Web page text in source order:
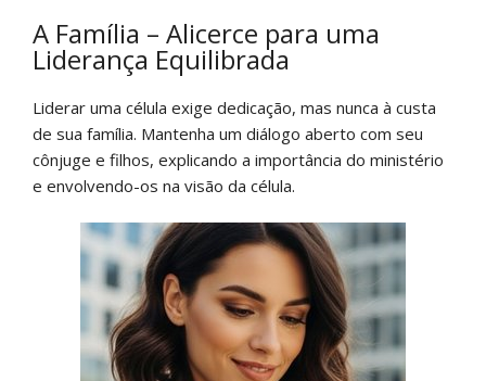
A Família – Alicerce para uma
Liderança Equilibrada
Liderar uma célula exige dedicação, mas nunca à custa
de sua família. Mantenha um diálogo aberto com seu
cônjuge e filhos, explicando a importância do ministério
e envolvendo-os na visão da célula.